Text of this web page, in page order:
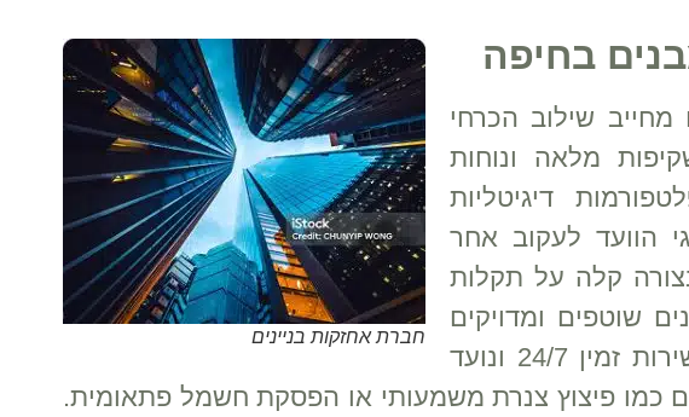
חברת אחזקות בניינים
בחיפה
מחייב שילוב הכרחי
מלאה ונוחות
דיגיטליות
הוועד לעקוב אחר
קלה על תקלות
שוטפים ומדויקים
בזמן אמת. בנוסף לכך קיים מוקד שירות זמין 24/7 ונועד
כמו פיצוץ צנרת משמעותי או הפסקת חשמל פתאומית.